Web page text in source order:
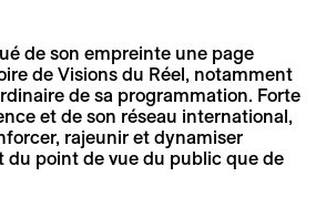
de son empreinte une page
de Visions du Réel, notamment
de sa programmation. Forte
et de son réseau international,
rajeunir et dynamiser
du point de vue du public que de